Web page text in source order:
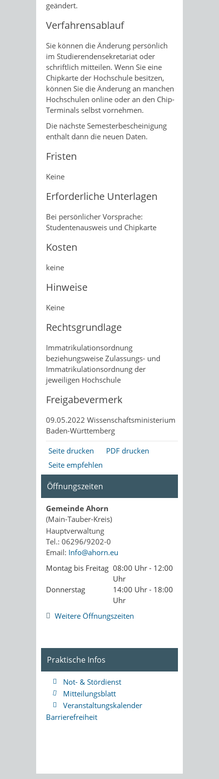
geändert.
Verfahrensablauf
Sie können die Änderung persönlich
im Studierendensekretariat oder
schriftlich mitteilen. Wenn Sie eine
Chipkarte der Hochschule besitzen,
können Sie die Änderung an manchen
Hochschulen online oder an den Chip-
Terminals selbst vornehmen.
Die nächste Semesterbescheinigung
enthält dann die neuen Daten.
Fristen
Keine
Erforderliche Unterlagen
Bei persönlicher Vorsprache:
Studentenausweis und Chipkarte
Kosten
keine
Hinweise
Keine
Rechtsgrundlage
Immatrikulationsordnung
beziehungsweise Zulassungs- und
Immatrikulationsordnung der
jeweiligen Hochschule
Freigabevermerk
09.05.2022 Wissenschaftsministerium
Baden-Württemberg
Seite drucken
PDF drucken
Seite empfehlen
Öffnungszeiten
Gemeinde Ahorn
(Main-Tauber-Kreis)
Hauptverwaltung
Tel.: 06296/9202-0
Email: Info@ahorn.eu
Montag bis Freitag 08:00 Uhr - 12:00
Uhr
Donnerstag
14:00 Uhr - 18:00
Uhr
Weitere Öffnungszeiten
Praktische Infos
Not- & Stördienst
Mitteilungsblatt
Veranstaltungskalender
Barrierefreiheit